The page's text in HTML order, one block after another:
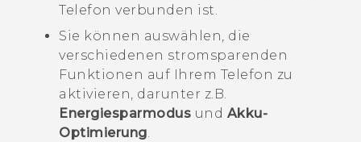
Telefon verbunden ist.
Sie können auswählen, die
verschiedenen stromsparenden
Funktionen auf Ihrem Telefon zu
aktivieren, darunter z.B.
Energiesparmodus und Akku-
Optimierung.